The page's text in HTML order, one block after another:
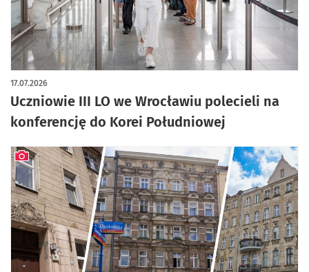
Uczniowie III LO we Wrocławiu polecieli na
konferencję do Korei Południowej
17.07.2026
artykuł z galerią zdjęć